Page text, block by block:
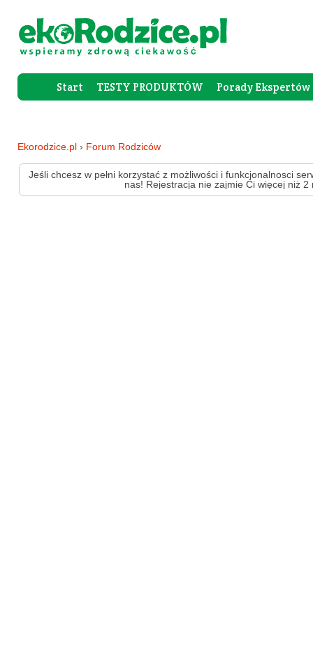
Start TESTY PRODUKTÓW Porady Ekspertów
Ekorodzice.pl › Forum Rodziców
Jeśli chcesz w pełni korzystać z możliwości i funkcjonalnosci
nas! Rejestracja nie zajmie Ci więcej niż 2